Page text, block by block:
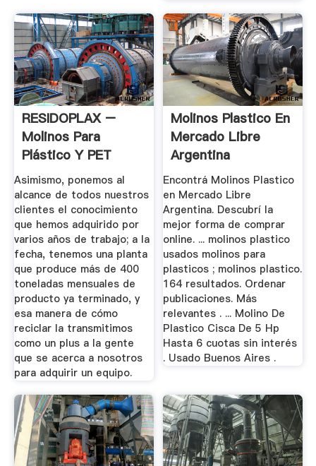
RESIDOPLAX –
Molinos Para
Plástico Y PET
Asimismo, ponemos al
alcance de todos nuestros
clientes el conocimiento
que hemos adquirido por
varios años de trabajo; a la
fecha, tenemos una planta
que produce más de 400
toneladas mensuales de
producto ya terminado, y
esa manera de cómo
reciclar la transmitimos
como un plus a la gente
que se acerca a nosotros
para adquirir un equipo.
Molinos Plastico En
Mercado Libre
Argentina
Encontrá Molinos Plastico
en Mercado Libre
Argentina. Descubrí la
mejor forma de comprar
online. ... molinos plastico
usados molinos para
plasticos ; molinos plastico.
164 resultados. Ordenar
publicaciones. Más
relevantes . ... Molino De
Plastico Cisca De 5 Hp
Hasta 6 cuotas sin interés
. Usado Buenos Aires .